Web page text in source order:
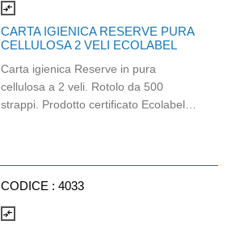
compare_arrows
CARTA IGIENICA RESERVE PURA
CELLULOSA 2 VELI ECOLABEL
Carta igienica Reserve in pura
cellulosa a 2 veli. Rotolo da 500
strappi. Prodotto certificato Ecolabel e
CODICE : 4033
compare_arrows